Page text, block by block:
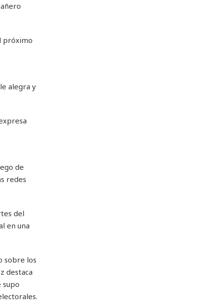
próximo
alegra y
de
redes
del
en una
sobre los
destaca
supo